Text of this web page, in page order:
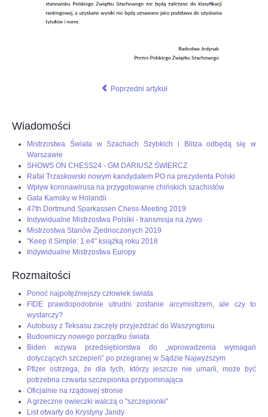
Poprzedni artykuł
Wiadomości
Mistrzostwa Świata w Szachach Szybkich i Blitza odbędą się w
Warszawie
SHOWS ON CHESS24 - GM DARIUSZ ŚWIERCZ
Rafał Trzaskowski nowym kandydatem PO na prezydenta Polski
Wpływ koronawirusa na przygotowanie chińskich szachistów
Gata Kamsky w Holandii
47th Dortmund Sparkassen Chess-Meeting 2019
Indywidualne Mistrzostwa Polslki - transmisja na żywo
Mistrzostwa Stanów Zjednoczonych 2019
"Keep it Simple: 1.e4" książką roku 2018
Indywidualne Mistrzostwa Europy
Rozmaitości
Ponoć najpotężniejszy człowiek świata
FIDE prawdopodobnie utrudni zostanie arcymistrzem, ale czy to
wystarczy?
Autobusy z Teksasu zaczęły przyjeżdżać do Waszyngtonu
Budowniczy nowego porządku świata
Biden wzywa przedsiębiorstwa do „wprowadzenia wymagań
dotyczących szczepień” po przegranej w Sądzie Najwyższym
Pfizer ostrzega, że dla tych, którzy jeszcze nie umarli, może być
potrzebna czwarta szczepionka przypominająca
Oficjalnie na rządowej stronie
A grzeczne owieczki walczą o "szczepionki"
List otwarty do Krystyny Jandy